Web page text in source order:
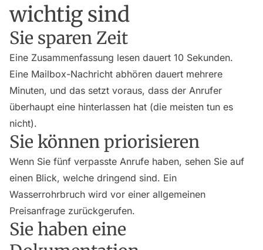
wichtig sind
Sie sparen Zeit
Eine Zusammenfassung lesen dauert 10 Sekunden.
Eine Mailbox-Nachricht abhören dauert mehrere
Minuten, und das setzt voraus, dass der Anrufer
überhaupt eine hinterlassen hat (die meisten tun es
nicht).
Sie können priorisieren
Wenn Sie fünf verpasste Anrufe haben, sehen Sie auf
einen Blick, welche dringend sind. Ein
Wasserrohrbruch wird vor einer allgemeinen
Preisanfrage zurückgerufen.
Sie haben eine